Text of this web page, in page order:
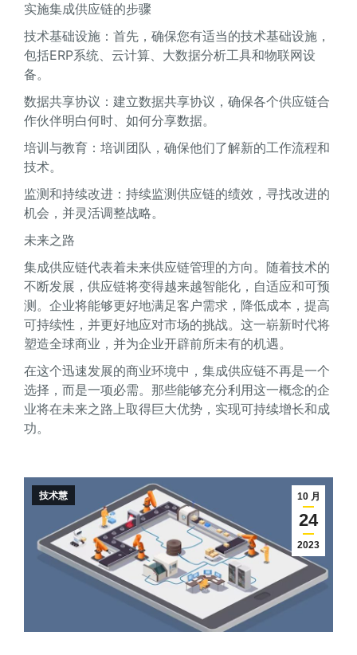
实施集成供应链的步骤
技术基础设施：首先，确保您有适当的技术基础设施，
包括ERP系统、云计算、大数据分析工具和物联网设
备。
数据共享协议：建立数据共享协议，确保各个供应链合
作伙伴明白何时、如何分享数据。
培训与教育：培训团队，确保他们了解新的工作流程和
技术。
监测和持续改进：持续监测供应链的绩效，寻找改进的
机会，并灵活调整战略。
未来之路
集成供应链代表着未来供应链管理的方向。随着技术的
不断发展，供应链将变得越来越智能化，自适应和可预
测。企业将能够更好地满足客户需求，降低成本，提高
可持续性，并更好地应对市场的挑战。这一崭新时代将
塑造全球商业，并为企业开辟前所未有的机遇。
在这个迅速发展的商业环境中，集成供应链不再是一个
选择，而是一项必需。那些能够充分利用这一概念的企
业将在未来之路上取得巨大优势，实现可持续增长和成
功。
10 月
24
2023
技术慧